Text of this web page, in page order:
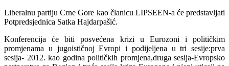
Liberalnu partiju Crne Gore kao članicu LIPSEEN-a će predstavljati
Potpredsjednica Satka Hajdarpašić.
Konferencija će biti posvećena krizi u Eurozoni i političkim
promjenama u jugoističnoj Evropi i podijeljena u tri sesije:prva
sesija- 2012. kao godina političkih promjena,druga sesija-Evropsko